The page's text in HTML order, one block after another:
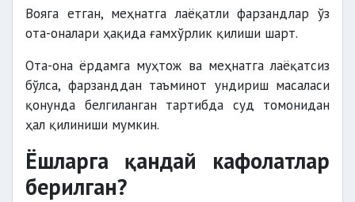
Вояга етган, меҳнатга лаёқатли фарзандлар ўз
ота-оналари ҳақида ғамхўрлик қилиши шарт.
Ота-она ёрдамга муҳтож ва меҳнатга лаёқатсиз
бўлса, фарзанддан таъминот ундириш масаласи
қонунда белгиланган тартибда суд томонидан
ҳал қилиниши мумкин.
Ёшларга қандай кафолатлар
берилган?